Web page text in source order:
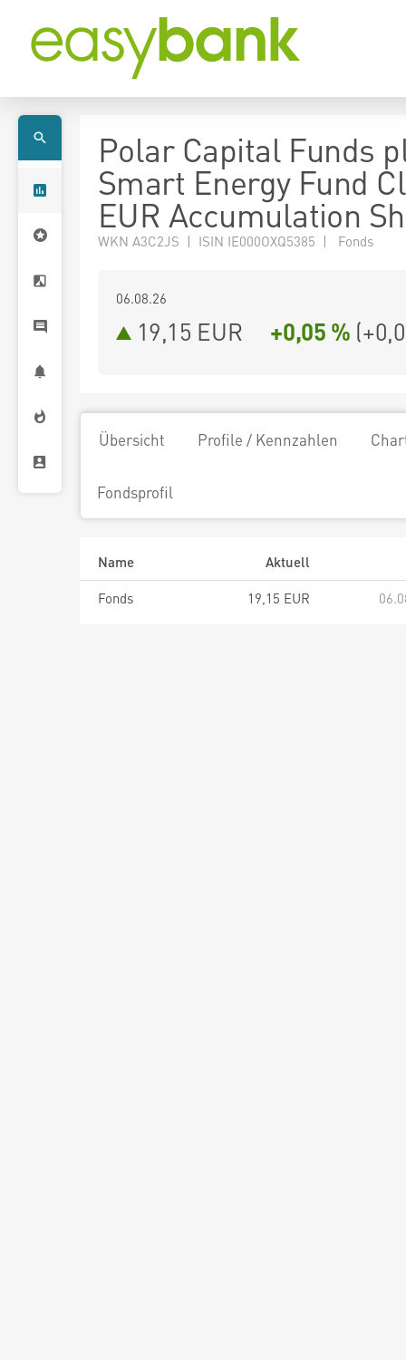
Polar Capital Funds
Smart Energy Fund
EUR Accumulation
WKN A3C2JS | ISIN IE000OXQ5385 | Fonds
06.08.26
19,15 EUR +0,05 % (
Übersicht Profile / Kennzahlen
Fondsprofil
Name
Aktuell
Fonds
19,15 EUR